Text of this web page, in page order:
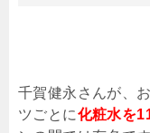
千賀健永さんが、
ツごとに化粧水を